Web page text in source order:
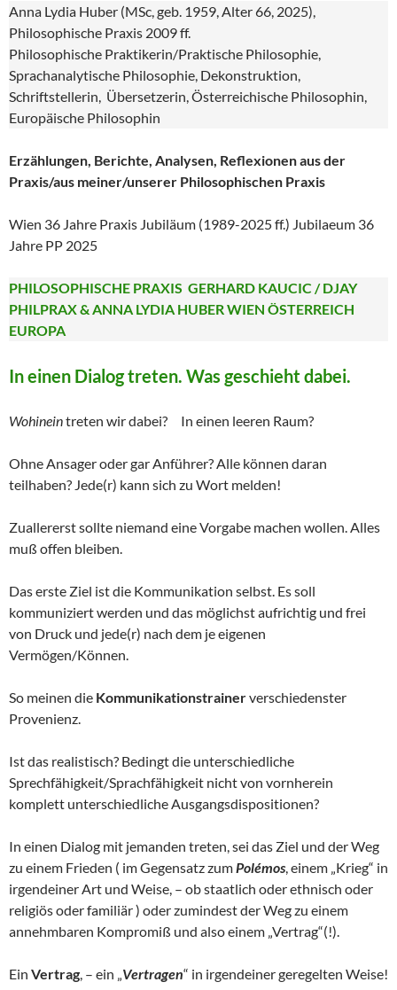
Anna Lydia Huber (MSc, geb. 1959, Alter 66, 2025),
Philosophische Praxis 2009 ff.
Philosophische Praktikerin/Praktische Philosophie,
Sprachanalytische Philosophie, Dekonstruktion,
Schriftstellerin, Übersetzerin, Österreichische Philosophin,
Europäische Philosophin
Erzählungen, Berichte, Analysen, Reflexionen aus der
Praxis/aus meiner/unserer Philosophischen Praxis
Wien 36 Jahre Praxis Jubiläum (1989-2025 ff.) Jubilaeum 36
Jahre PP 2025
PHILOSOPHISCHE PRAXIS GERHARD KAUCIC / DJAY
PHILPRAX & ANNA LYDIA HUBER WIEN ÖSTERREICH
EUROPA
In einen Dialog treten. Was geschieht dabei.
Wohineintreten wir dabei? In einen leeren Raum?
Ohne Ansager oder gar Anführer? Alle können daran
teilhaben? Jede(r) kann sich zu Wort melden!
Zuallererst sollte niemand eine Vorgabe machen wollen. Alles
muß offen bleiben.
Das erste Ziel ist die Kommunikation selbst. Es soll
kommuniziert werden und das möglichst aufrichtig und frei
von Druck und jede(r) nach dem je eigenen
Vermögen/Können.
So meinen die Kommunikationstrainerverschiedenster
Provenienz.
Ist das realistisch? Bedingt die unterschiedliche
Sprechfähigkeit/Sprachfähigkeit nicht von vornherein
komplett unterschiedliche Ausgangsdispositionen?
In einen Dialog mit jemanden treten, sei das Ziel und der Weg
zu einem Frieden ( im Gegensatz zumPolémos, einem „Krieg“ in
irgendeiner Art und Weise, – ob staatlich oder ethnisch oder
religiös oder familiär ) oder zumindest der Weg zu einem
annehmbaren Kompromiß und also einem „Vertrag“(!).
Ein Vertrag, – ein „Vertragen“ in irgendeiner geregelten Weise!